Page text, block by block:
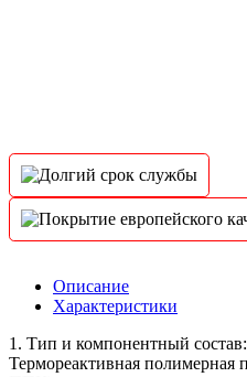
Описание
Характеристики
1. Тип и компонентный состав:
Термореактивная полимерная